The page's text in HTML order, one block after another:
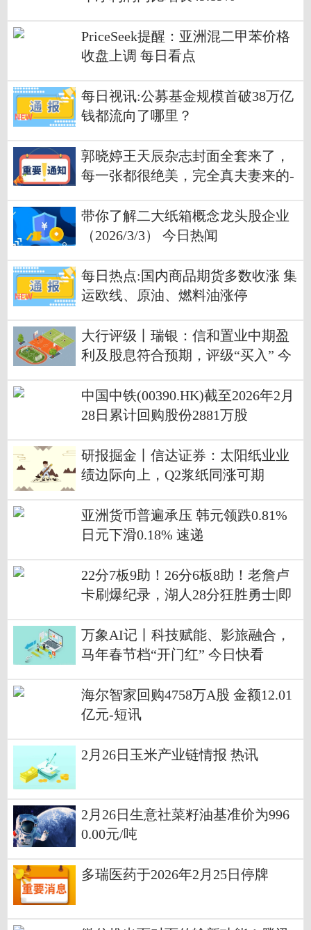
PriceSeek提醒：亚洲混二甲苯价格
收盘上调 每日看点
每日视讯:公募基金规模首破38万亿
钱都流向了哪里？
郭晓婷王天辰杂志封面全套来了，
每一张都很绝美，完全真夫妻来的-
带你了解二大纸箱概念龙头股企业
（2026/3/3） 今日热闻
每日热点:国内商品期货多数收涨 集
运欧线、原油、燃料油涨停
大行评级丨瑞银：信和置业中期盈
利及股息符合预期，评级“买入” 今
中国中铁(00390.HK)截至2026年2月
28日累计回购股份2881万股
研报掘金丨信达证券：太阳纸业业
绩边际向上，Q2浆纸同涨可期
亚洲货币普遍承压 韩元领跌0.81%
日元下滑0.18% 速递
22分7板9助！26分6板8助！老詹卢
卡刷爆纪录，湖人28分狂胜勇士|即
万象AI记丨科技赋能、影旅融合，
马年春节档“开门红” 今日快看
海尔智家回购4758万A股 金额12.01
亿元-短讯
2月26日玉米产业链情报 热讯
2月26日生意社菜籽油基准价为996
0.00元/吨
多瑞医药于2026年2月25日停牌